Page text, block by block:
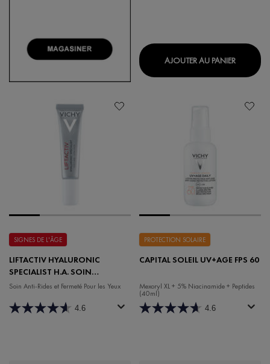
AJOUTER AU PANIER
SIGNES DE L'ÂGE
LIFTACTIV HYALURONIC
SPECIALIST H.A. SOIN
CONTOUR DES YEUX ANTI-
Soin Anti-Rides et Fermeté Pour les Yeux
4.6
PROTECTION SOLAIRE
CAPITAL SOLEIL UV+AGE FPS 60
Mexoryl XL + 5% Niacinamide + Peptides
(40ml)
4.6